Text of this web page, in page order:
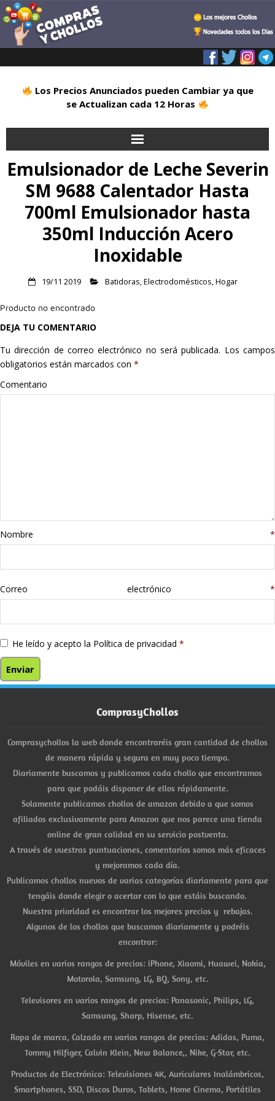
Los Precios Anunciados pueden Cambiar ya que
se Actualizan cada 12 Horas
Inicio
Alimentación
Hogar
Listas
Moda
Emulsionador de Leche Severin
SM 9688 Calentador Hasta
700ml Emulsionador hasta
350ml Inducción Acero
Inoxidable
19/11 2019 Batidoras,Electrodomésticos,Hogar
Producto no encontrado
DEJA TU COMENTARIO
Tu dirección de correo electrónico no será publicada. Los campos
obligatorios están marcados con *
Comentario
Nombre *
Correo electrónico *
He leído y acepto la Política de privacidad *
ComprasyChollos
Comprasychollos la web donde encontraréis gran cantidad de chollos
de manera rápida y segura en muy poco tiempo.
Diariamente buscamos y publicamos cada chollo que encontramos
para que podáis disponer de ellos rápidamente.
Solamente publicamos chollos de amazon debido a que somos
afiliados exclusivamente para Amazon que nos parece una tienda
online de gran calidad en su servicio postventa.
A través de vuestras puntuaciones, comentarios somos más eficaces
y mejoramos cada día.
Publicamos chollos nuevos de varias categorías diariamente para que
tengáis donde elegir o acertar con lo que estáis buscando.
Nuestra prioridad es encontrar los mejores precios y rebajas.
Algunos de los chollos que buscamos diariamente y podréis
encontrar:
Móviles en varios rangos de precios: iPhone, Xiaomi, Huawei, Nokia,
Motorola, Samsung, LG, BQ, Sony, etc.
Televisores en varios rangos de precios: Panasonic, Philips, LG,
Samsung, Sharp, Hisense, etc.
Ropa de marca, Calzado en varios rangos de precios: Adidas, Puma,
Tommy Hilfiger, Calvin Klein, New Balance,, Nike, G-Star, etc.
Productos de Electrónica: Televisiones 4K, Auriculares Inalámbricos,
Smartphones, SSD, Discos Duros, Tablets, Home Cinema, Portátiles